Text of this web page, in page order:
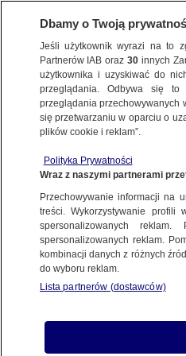
PILNE Ukraina wydała zgodę
ŚWIAT
Lekarz porwany w
wolność
19.05.2023, 12:58
Udostępnij
Dbamy o Twoją
Jeśli użytkownik wyrazi na to
Partnerów IAB oraz30 innych
użytkownika i uzyskiwać do
przeglądania. Odbywa się to
przeglądania przechowywanych
się przetwarzaniu w oparciu o
plików cookie i reklam”.
Polityka Prywatności
Wraz z naszymi partnerami
Przechowywanie informacji na
treści. Wykorzystywanie
spersonalizowanych
spersonalizowanych reklam.
kombinacji danych z różnych
do wyboru reklam.
Lista partnerów (dostawców)